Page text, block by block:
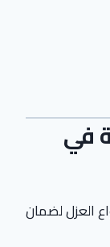
في
العزل لضمان